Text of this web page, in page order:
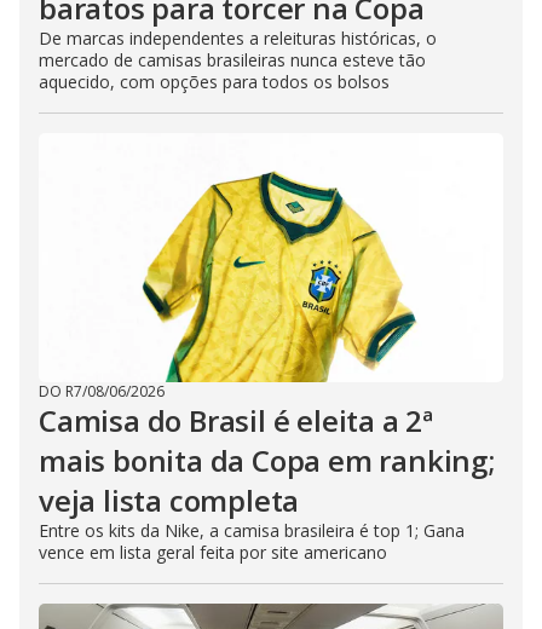
De marcas independentes a releituras históricas, o
mercado de camisas brasileiras nunca esteve tão
aquecido, com opções para todos os bolsos
DO R7/08/06/2026
Camisa do Brasil é eleita a 2ª
mais bonita da Copa em ranking;
veja lista completa
Entre os kits da Nike, a camisa brasileira é top 1; Gana
vence em lista geral feita por site americano